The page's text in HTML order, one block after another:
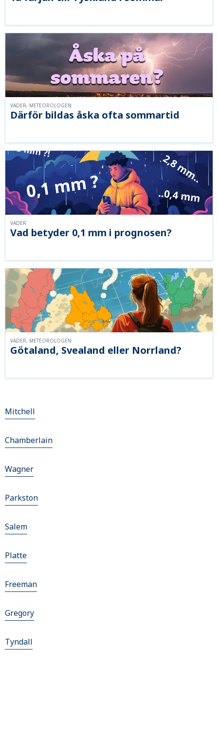
Därför bildas åska ofta sommartid
VÄDER, METEOROLOGEN
Vad betyder 0,1 mm i prognosen?
VÄDER
Götaland, Svealand eller Norrland?
VÄDER, METEOROLOGEN
Mitchell
Chamberlain
Wagner
Parkston
Salem
Platte
Freeman
Gregory
Tyndall